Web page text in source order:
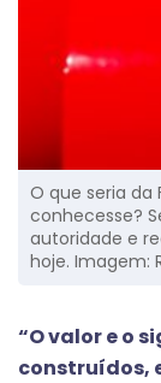
O que seria da
conhecesse?
autoridade e
hoje. Imagem:
“O valor e o
construídos,